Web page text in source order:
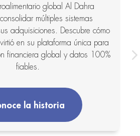
global Al Dahra
múltiples sistemas
adquisiciones. Descubre cómo
en su plataforma única para
financiera global y datos 100%
fiables.
la historia